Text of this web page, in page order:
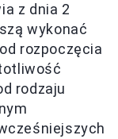
z dnia 2
wykonać
rozpoczęcia
rodzaju